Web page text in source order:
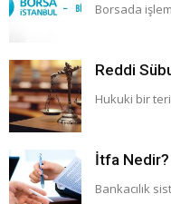
Borsada
Reddi
Hukuki bir
İtfa Nedir?
Bankacılık